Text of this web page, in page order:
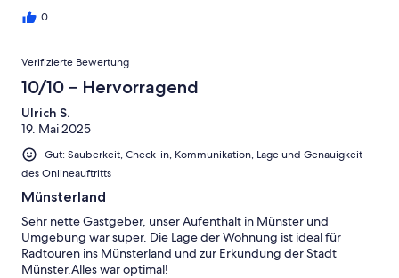
0
Verifizierte Bewertung
10/10 – Hervorragend
Ulrich S.
19. Mai 2025
Gut: Sauberkeit, Check-in, Kommunikation, Lage und Genauigkeit
des Onlineauftritts
Münsterland
Sehr nette Gastgeber, unser Aufenthalt in Münster und
Umgebung war super. Die Lage der Wohnung ist ideal für
Radtouren ins Münsterland und zur Erkundung der Stadt
Münster.Alles war optimal!